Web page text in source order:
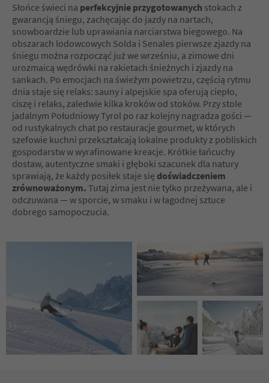
Słońce świeci na perfekcyjnie przygotowanych stokach z
gwarancją śniegu, zachęcając do jazdy na nartach,
snowboardzie lub uprawiania narciarstwa biegowego. Na
obszarach lodowcowych Solda i Senales pierwsze zjazdy na
śniegu można rozpocząć już we wrześniu, a zimowe dni
urozmaicą wędrówki na rakietach śnieżnych i zjazdy na
sankach. Po emocjach na świeżym powietrzu, częścią rytmu
dnia staje się relaks: sauny i alpejskie spa oferują ciepło,
ciszę i relaks, zaledwie kilka kroków od stoków. Przy stole
jadalnym Południowy Tyrol po raz kolejny nagradza gości —
od rustykalnych chat po restauracje gourmet, w których
szefowie kuchni przekształcają lokalne produkty z pobliskich
gospodarstw w wyrafinowane kreacje. Krótkie łańcuchy
dostaw, autentyczne smaki i głęboki szacunek dla natury
sprawiają, że każdy posiłek staje się doświadczeniem
zrównoważonym. Tutaj zima jest nie tylko przeżywana, ale i
odczuwana — w sporcie, w smaku i w łagodnej sztuce
dobrego samopoczucia.